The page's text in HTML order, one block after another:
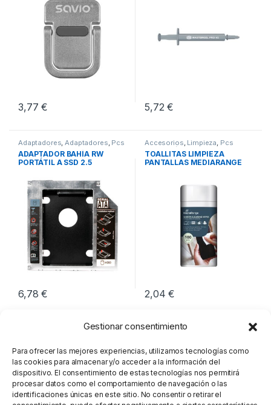
Gestionar consentimiento
Para ofrecer las mejores experiencias, utilizamos tecnologías como
las cookies para almacenar y/o acceder a la información del
dispositivo. El consentimiento de estas tecnologías nos permitirá
procesar datos como el comportamiento de navegación o las
identificaciones únicas en este sitio. No consentir o retirar el
3,77€ 5,72€
Adaptadores,Adaptadores, Pcs
Integración
ADAPTADOR BAHÍA RW
PORTÁTIL A SSD 2.5
6,78€
Accesorios, Limpieza, Pcs
Integración
TOALLITAS LIMPIEZA
PANTALLAS MEDIARANGE
2,04€